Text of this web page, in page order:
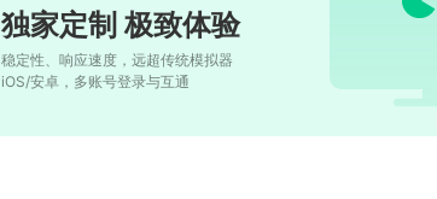
独家定制 极致体验
稳定性、响应速度，远超传统模拟器
iOS/安卓，多账号登录与互通